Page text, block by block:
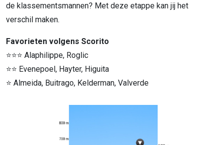
de klassementsmannen? Met deze etappe kan jij het
verschil maken.
Favorieten volgens Scorito
⭐⭐⭐ Alaphilippe, Roglic
⭐⭐ Evenepoel, Hayter, Higuita
⭐ Almeida, Buitrago, Kelderman, Valverde